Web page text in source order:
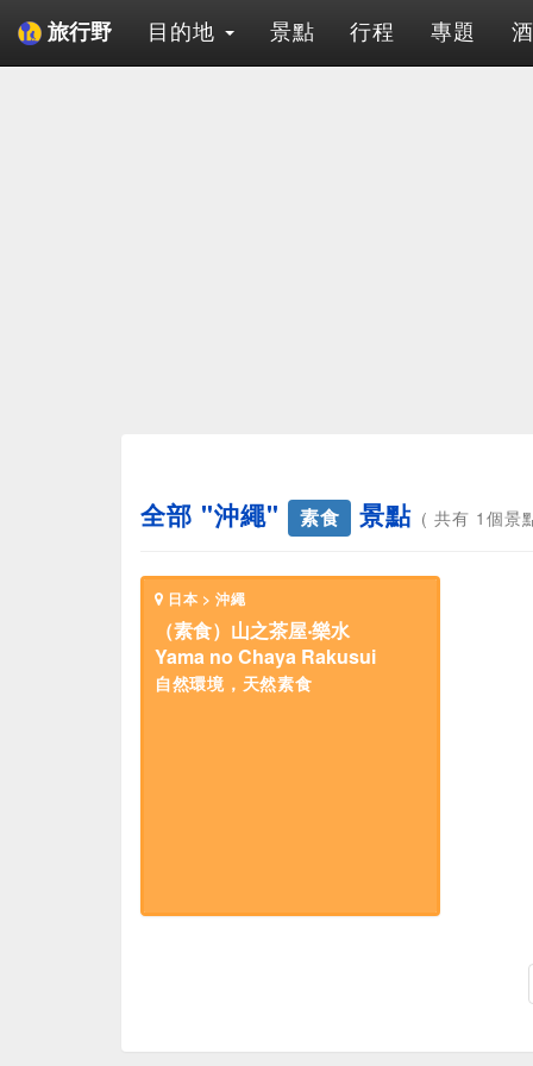
旅行野 目的地 景點 行程 專題
全部 "沖繩" 素食 景點 ( 共有 1個景
日本 > 沖繩
（素食）山之茶屋‧樂水
Yama no Chaya Rakusui
自然環境，天然素食